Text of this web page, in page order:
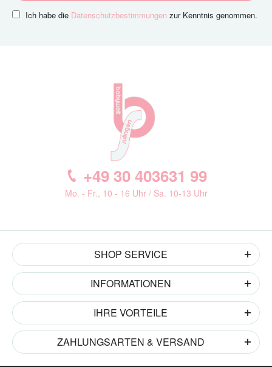
Ich habe die Datenschutzbestimmungen zur Kenntnis genommen.
+49 30 403631 99
Mo. - Fr., 10 - 16 Uhr / Sa. 10-13 Uhr
SHOP SERVICE
INFORMATIONEN
IHRE VORTEILE
ZAHLUNGSARTEN & VERSAND